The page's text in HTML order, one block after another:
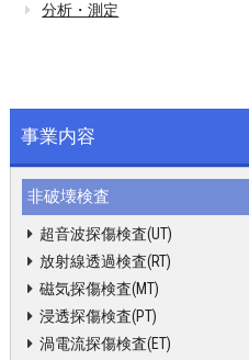
分析・測定
事業内容
非破壊検査
超音波探傷検査(UT)
放射線透過検査(RT)
磁気探傷検査(MT)
浸透探傷検査(PT)
渦電流探傷検査(ET)